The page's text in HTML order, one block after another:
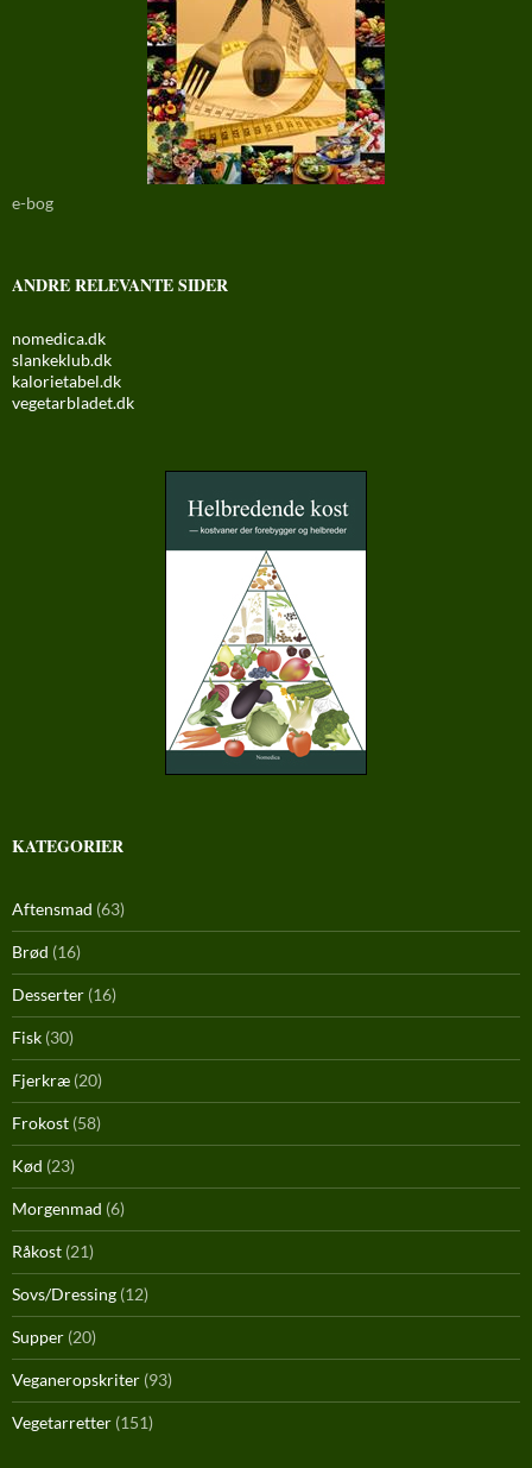
e-bog
ANDRE RELEVANTE SIDER
nomedica.dk
slankeklub.dk
kalorietabel.dk
vegetarbladet.dk
KATEGORIER
Aftensmad (63)
Brød (16)
Desserter (16)
Fisk (30)
Fjerkræ (20)
Frokost (58)
Kød (23)
Morgenmad (6)
Råkost (21)
Sovs/Dressing (12)
Supper (20)
Veganeropskriter (93)
Vegetarretter (151)